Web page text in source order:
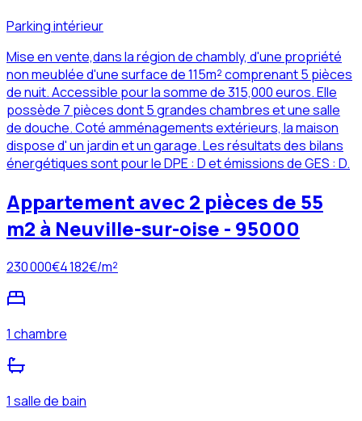
Parking intérieur
Mise en vente,dans la région de chambly, d'une propriété
non meublée d'une surface de 115m² comprenant 5 pièces
de nuit. Accessible pour la somme de 315,000 euros. Elle
possède 7 pièces dont 5 grandes chambres et une salle
de douche. Coté amménagements extérieurs, la maison
dispose d' un jardin et un garage. Les résultats des bilans
énergétiques sont pour le DPE : D et émissions de GES : D.
Appartement avec 2 pièces de 55
m2 à Neuville-sur-oise - 95000
230 000€4 182€/m²
1 chambre
1 salle de bain